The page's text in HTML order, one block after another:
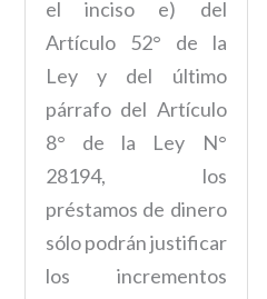
el inciso e) del
Artículo 52° de la
Ley y del último
párrafo del Artículo
8° de la Ley N°
28194, los
préstamos de dinero
sólo podrán justificar
los incrementos